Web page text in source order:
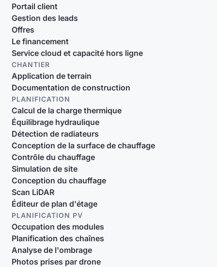
Portail client
Gestion des leads
Offres
Le financement
Service cloud et capacité hors ligne
CHANTIER
Application de terrain
Documentation de construction
PLANIFICATION
Calcul de la charge thermique
Équilibrage hydraulique
Détection de radiateurs
Conception de la surface de chauffage
Contrôle du chauffage
Simulation de site
Conception du chauffage
Scan LiDAR
Éditeur de plan d'étage
PLANIFICATION PV
Occupation des modules
Planification des chaînes
Analyse de l'ombrage
Photos prises par drone